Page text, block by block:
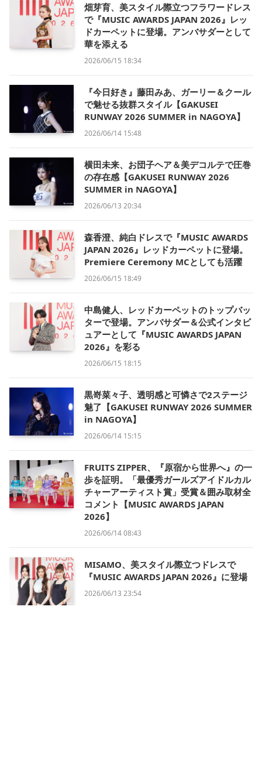
畑芽育、美スタイル際立つフラワードレス
で『MUSIC AWARDS JAPAN 2026』レッ
ドカーペットに登場。アンバサダーとして
華を添える
2026/06/15 18:34
『今日好き』藤田みあ、ガーリー＆クール
で魅せる抜群スタイル【GAKUSEI
RUNWAY 2026 SUMMER in NAGOYA】
2026/06/14 15:48
横田未来、お団子ヘア＆美デコルテで圧巻
の存在感【GAKUSEI RUNWAY 2026
SUMMER in NAGOYA】
2026/06/13 20:34
森香澄、純白ドレスで『MUSIC AWARDS
JAPAN 2026』レッドカーペットに登場。
Premiere Ceremony MCとしても活躍
2026/06/15 18:49
中島健人、レッドカーペットのトップバッ
ターで登場。アンバサダー＆公式インタビ
ュアーとして『MUSIC AWARDS JAPAN
2026』を彩る
2026/06/15 18:15
黒嵜菜々子、透明感と可憐さで2ステージ
魅了【GAKUSEI RUNWAY 2026 SUMMER
in NAGOYA】
2026/06/14 15:15
FRUITS ZIPPER、『原宿から世界へ』の一
歩を証明。「最優秀ガールズアイドルカル
チャーアーティスト賞」受賞＆囲み取材全
コメント【MUSIC AWARDS JAPAN
2026】
2026/06/14 08:43
MISAMO、美スタイル際立つドレスで
『MUSIC AWARDS JAPAN 2026』に登場
2026/06/13 23:54